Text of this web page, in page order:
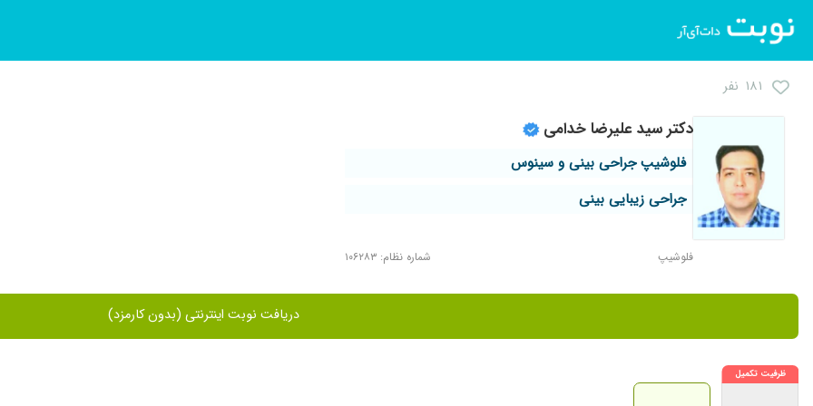
۱۸۱ نفر
دکتر سید علیرضا خدامی
فلوشیپ جراحی بینی و سینوس
جراحی زیبایی بینی
فلوشیپ شماره نظام: ۱۰۶۲۸۳
دریافت نوبت اینترنتی (بدون کارمزد)